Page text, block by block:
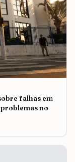
falhas em
no